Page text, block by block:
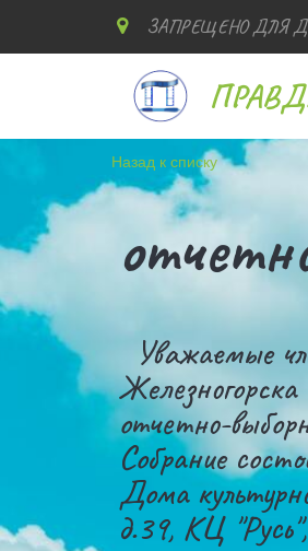
ЗАПРЕЩЕНО ДЛЯ
Назад к списку
Уважаемые
отчетно-
Собрание
Дома
д.39, КЦ